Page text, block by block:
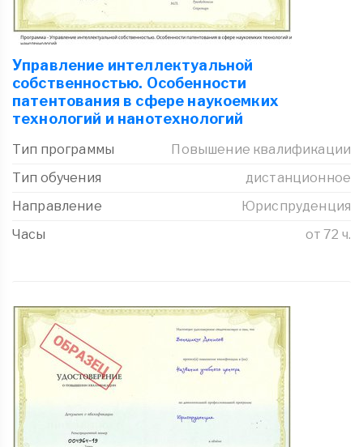
Управление интеллектуальной
собственностью. Особенности
патентования в сфере наукоемких
технологий и нанотехнологий
Тип программы
Повышение квалификации
Тип обучения
дистанционное
Направление
Юриспруденция
Часы
от 72 ч.